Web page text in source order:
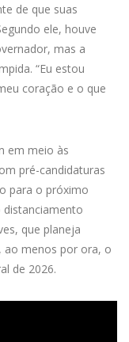
de que suas
ele, houve
mas a
“Eu estou
coração e o que
em meio às
pré-candidaturas
para o próximo
que planeja
ao menos por ora, o
de 2026.